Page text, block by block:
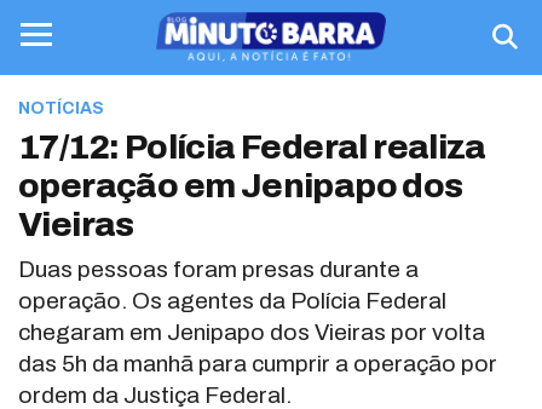
NOTÍCIAS
17/12: Polícia Federal realiza
operação em Jenipapo dos
Vieiras
Duas pessoas foram presas durante a
operação. Os agentes da Polícia Federal
chegaram em Jenipapo dos Vieiras por volta
das 5h da manhã para cumprir a operação por
ordem da Justiça Federal.